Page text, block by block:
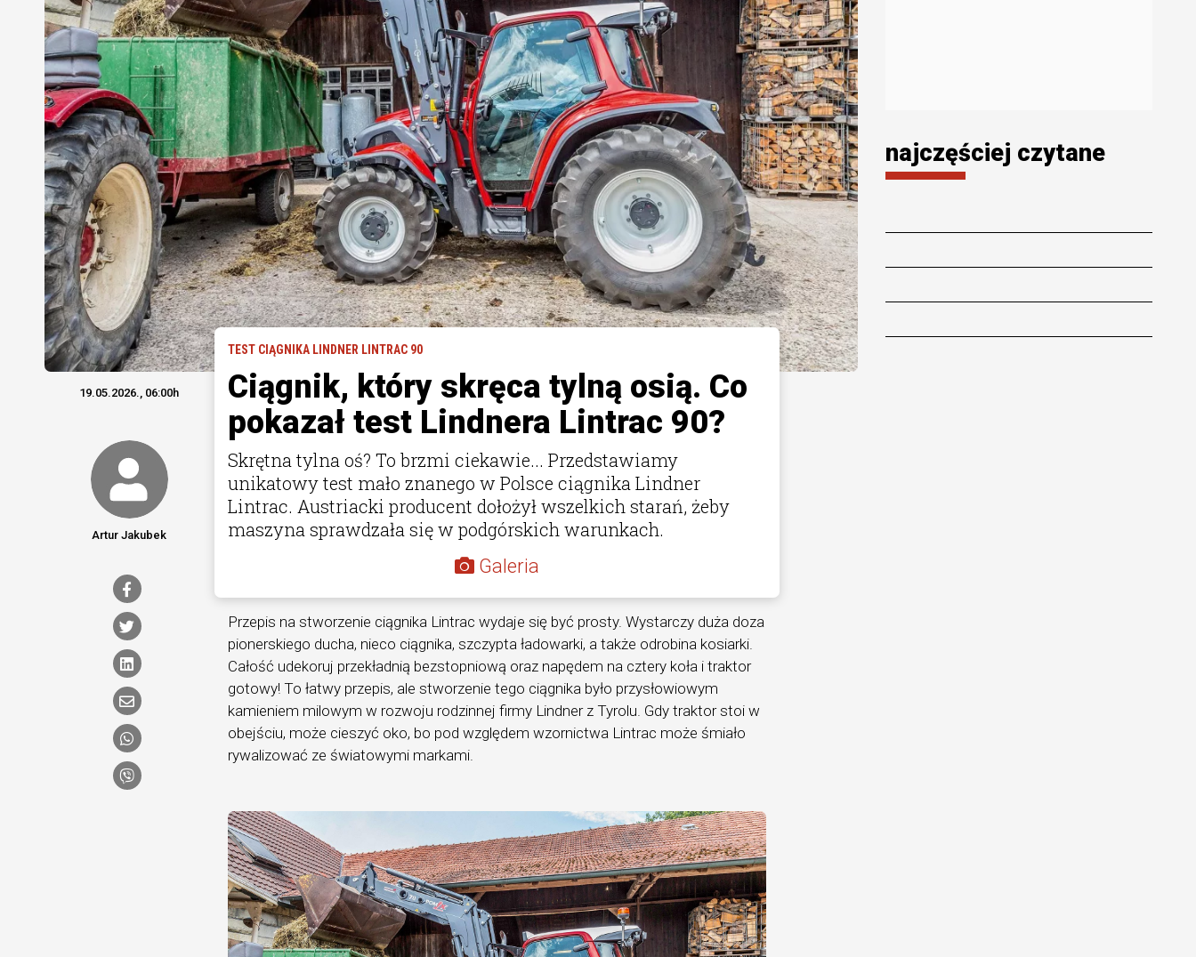
TEST CIĄGNIKA LINDNER LINTRAC 90
Ciągnik, który skręca tylną osią. Co
pokazał test Lindnera Lintrac 90?
Skrętna tylna oś? To brzmi ciekawie... Przedstawiamy
unikatowy test mało znanego w Polsce ciągnika Lindner
Lintrac. Austriacki producent dołożył wszelkich starań, żeby
maszyna sprawdzała się w podgórskich warunkach.
Galeria
19.05.2026., 06:00h
Artur Jakubek
Przepis na stworzenie ciągnika Lintrac wydaje się być prosty. Wystarczy duża doza
pionerskiego ducha, nieco ciągnika, szczypta ładowarki, a także odrobina kosiarki.
Całość udekoruj przekładnią bezstopniową oraz napędem na cztery koła i traktor
gotowy! To łatwy przepis, ale stworzenie tego ciągnika było przysłowiowym
kamieniem milowym w rozwoju rodzinnej firmy Lindner z Tyrolu. Gdy traktor stoi w
obejściu, może cieszyć oko, bo pod względem wzornictwa Lintrac może śmiało
rywalizować ze światowymi markami.
najczęściej czytane